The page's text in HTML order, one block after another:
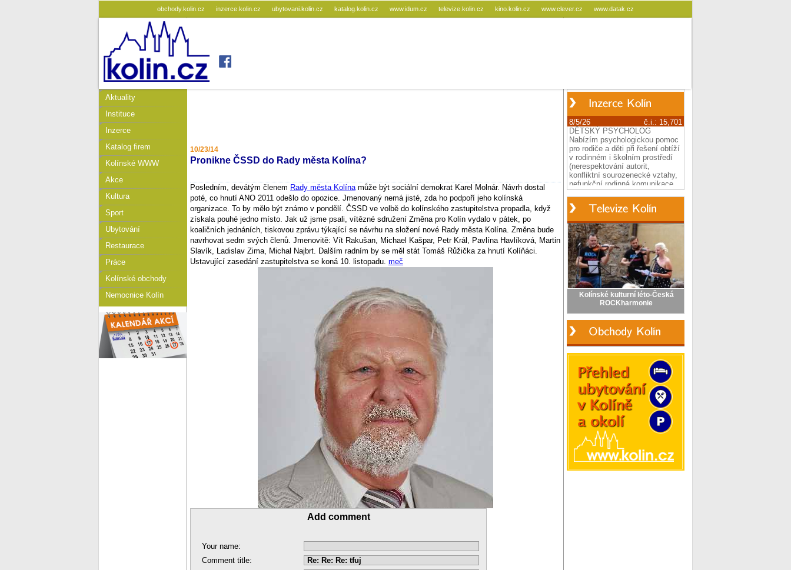
obchody.kolin.cz inzerce.kolin.cz ubytovani.kolin.cz katalog.kolin.cz www.idum.cz televize.kolin.cz kino.kolin.cz www.clever.cz www.datak.cz
Aktuality
Instituce
Inzerce
Katalog firem
Kolínské WWW
Akce
Kultura
Sport
Ubytování
Restaurace
Práce
Kolínské obchody
Nemocnice Kolín
10/23/14
Pronikne ČSSD do Rady města Kolína?
Posledním, devátým členem Rady města Kolínamůže být sociální demokrat Karel Molnár. Návrh dostal
poté, co hnutí ANO 2011 odešlo do opozice. Jmenovaný nemá jisté, zda ho podpoří jeho kolínská
organizace. To by mělo být známo v pondělí. ČSSD ve volbě do kolínského zastupitelstva propadla, když
získala pouhé jedno místo. Jak už jsme psali, vítězné sdružení Změna pro Kolín vydalo v pátek, po
koaličních jednáních, tiskovou zprávu týkající se návrhu na složení nové Rady města Kolína. Změna bude
navrhovat sedm svých členů. Jmenovitě: Vít Rakušan, Michael Kašpar, Petr Král, Pavlína Havlíková, Martin
Slavík, Ladislav Zima, Michal Najbrt. Dalším radním by se měl stát Tomáš Růžička za hnutí Kolíňáci.
Ustavující zasedání zastupitelstva se koná 10. listopadu. meč
Add comment
Your name:
Comment title: